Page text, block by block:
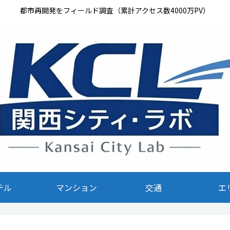
都市再開発をフィールド調査（累計アクセス数4000万PV）
ル マンション 交通 エ